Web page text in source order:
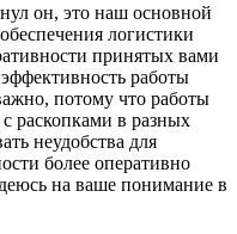
он, это наш основной
логистики
принятых вами
работы
потому что работы
раскопками в разных
неудобства для
более оперативно
на ваше понимание в